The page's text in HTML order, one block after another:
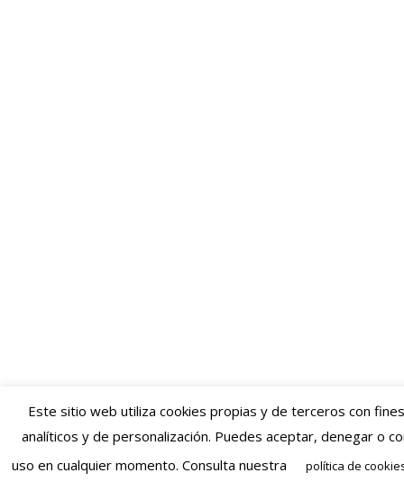
Este sitio web utiliza cookies propias y de terceros con
analíticos y de personalización. Puedes aceptar, denegar o
uso en cualquier momento. Consulta nuestra
política de